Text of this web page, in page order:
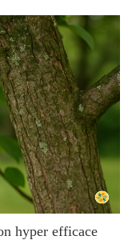
hyper efficace